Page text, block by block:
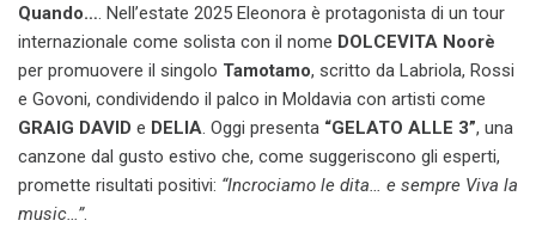
Quando…. Nell’estate 2025 Eleonora è protagonista di un tour
internazionale come solista con il nome DOLCEVITA Noorè
per promuovere il singolo Tamotamo, scritto da Labriola, Rossi
e Govoni, condividendo il palco in Moldavia con artisti come
GRAIG DAVID e DELIA. Oggi presenta “GELATO ALLE 3”, una
canzone dal gusto estivo che, come suggeriscono gli esperti,
promette risultati positivi: “Incrociamo le dita… e sempre Viva la
music…”.